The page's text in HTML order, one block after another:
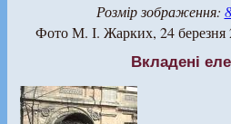
Розмір зображення:
Фото М. І. Жарких, 24 березня
Вкладені